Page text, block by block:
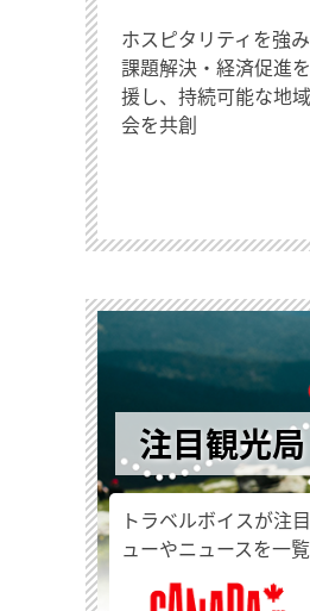
ホスピタリティを強
課題解決・経済促進
援し、持続可能な地
会を共創
注目観光
トラベルボイスが注
ューやニュースを一